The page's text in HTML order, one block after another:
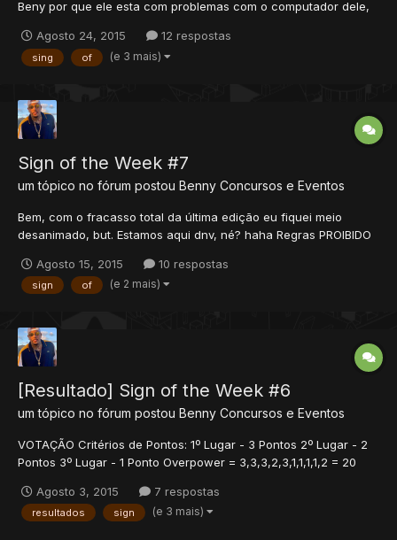
Beny por que ele esta com problemas com o computador dele,
eu me ofereci, caso tenha algum erro no tópico, favor falar
para concerto. Regras VOTEM PARA: PRIMEIR...
Agosto 24, 2015 12 respostas
sing of (e 3 mais)
Sign of the Week #7
um tópico no fórum postou Benny Concursos e Eventos
Bem, com o fracasso total da última edição eu fiquei meio
desanimado, but. Estamos aqui dnv, né? haha Regras PROIBIDO
SERA DESCLASSIFICADO E ALERTADO! A SIGN DEVE SER
POSTADA NO TÓPICO DA EDIÇÃO ATUAL DO EVENTO O POST
Agosto 15, 2015 10 respostas
sign of (e 2 mais)
[Resultado] Sign of the Week #6
um tópico no fórum postou Benny Concursos e Eventos
VOTAÇÃO Critérios de Pontos: 1º Lugar - 3 Pontos 2º Lugar - 2
Pontos 3º Lugar - 1 Ponto Overpower = 3,3,3,2,3,1,1,1,1,2 = 20
4 crownzs = 3,1,2,3 = 9 Bruno Minervino = 1 Kissy = 1,2,3,2
Francisco Souza = 3,3,1,...
Agosto 3, 2015 7 respostas
resultados sign (e 3 mais)